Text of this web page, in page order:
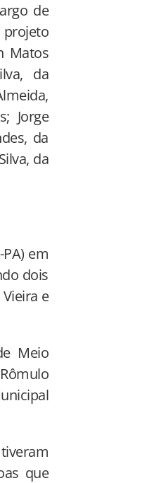
de
projeto
Matos
da
Jorge
da
da
em
dois
e
Meio
que